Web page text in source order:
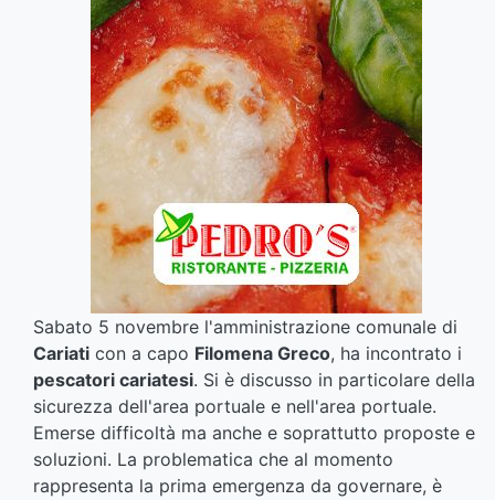
Sabato 5 novembre l'amministrazione comunale di
Cariati con a capo Filomena Greco, ha incontrato i
pescatori cariatesi. Si è discusso in particolare della
sicurezza dell'area portuale e nell'area portuale.
Emerse difficoltà ma anche e soprattutto proposte e
soluzioni. La problematica che al momento
rappresenta la prima emergenza da governare, è